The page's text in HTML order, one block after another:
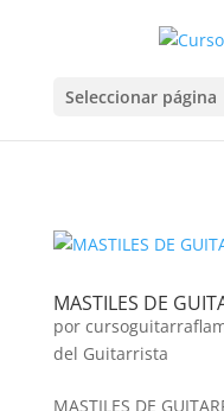
Seleccionar página
MASTILES DE
por
del Guitarrista
MASTILES DE